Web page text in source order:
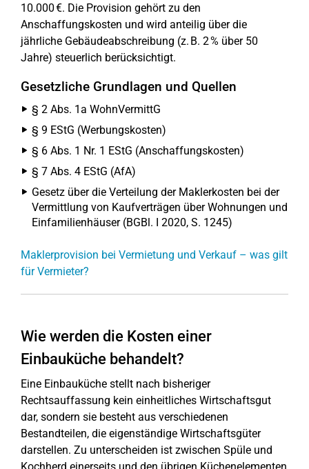
10.000 €. Die Provision gehört zu den
Anschaffungskosten und wird anteilig über die
jährliche Gebäudeabschreibung (z. B. 2 % über 50
Jahre) steuerlich berücksichtigt.
Gesetzliche Grundlagen und Quellen
§ 2 Abs. 1a WohnVermittG
§ 9 EStG (Werbungskosten)
§ 6 Abs. 1 Nr. 1 EStG (Anschaffungskosten)
§ 7 Abs. 4 EStG (AfA)
Gesetz über die Verteilung der Maklerkosten bei der
Vermittlung von Kaufverträgen über Wohnungen und
Einfamilienhäuser (BGBl. I 2020, S. 1245)
Maklerprovision bei Vermietung und Verkauf – was gilt
für Vermieter?
Wie werden die Kosten einer
Einbauküche behandelt?
Eine Einbauküche stellt nach bisheriger
Rechtsauffassung kein einheitliches Wirtschaftsgut
dar, sondern sie besteht aus verschiedenen
Bestandteilen, die eigenständige Wirtschaftsgüter
darstellen. Zu unterscheiden ist zwischen Spüle und